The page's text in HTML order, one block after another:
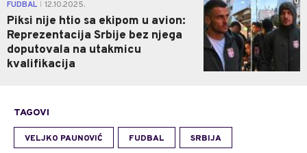
FUDBAL 12.10.2025.
Piksi nije htio sa ekipom u avion:
Reprezentacija Srbije bez njega
doputovala na utakmicu
kvalifikacija
TAGOVI
VELJKO PAUNOVIĆ FUDBAL SRBIJA